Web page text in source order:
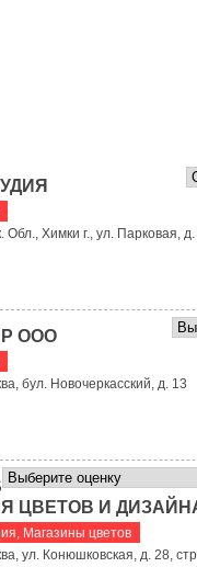
Обл., Химки г., ул. Парковая, д.
ООО
бул. Новочеркасский, д. 13
ЦВЕТОВ И
, Магазины цветов
ул. Конюшковская, д. 28,